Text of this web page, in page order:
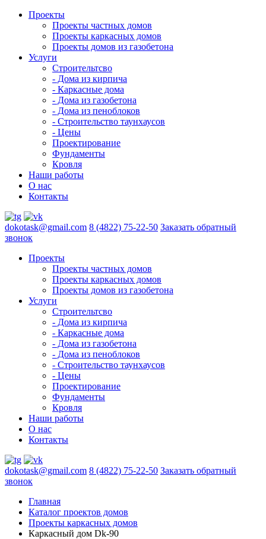
Проекты
Проекты частных домов
Проекты каркасных домов
Проекты домов из газобетона
Услуги
Строительтсво
- Дома из кирпича
- Каркасные дома
- Дома из газобетона
- Дома из пеноблоков
- Строительство таунхаусов
- Цены
Проектирование
Фундаменты
Кровля
Наши работы
О нас
Контакты
dokotask@gmail.com 8 (4822) 75-22-50 Заказать обратный
звонок
Проекты
Проекты частных домов
Проекты каркасных домов
Проекты домов из газобетона
Услуги
Строительтсво
- Дома из кирпича
- Каркасные дома
- Дома из газобетона
- Дома из пеноблоков
- Строительство таунхаусов
- Цены
Проектирование
Фундаменты
Кровля
Наши работы
О нас
Контакты
dokotask@gmail.com 8 (4822) 75-22-50 Заказать обратный
звонок
Главная
Каталог проектов домов
Проекты каркасных домов
Каркасный дом Dk-90